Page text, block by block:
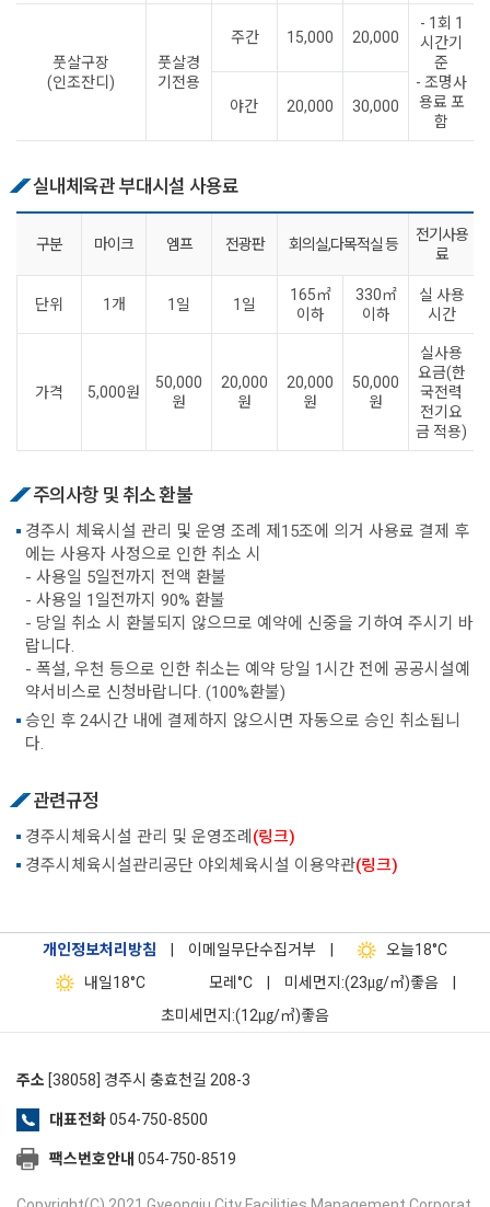
풋살구장
(인조잔디)
풋살경
기전용
주간 15,000 20,000
- 1회 1
시간기
준
- 조명사
용료 포
함
야간 20,000 30,000
실내체육관 부대시설 사용료
구분 마이크 엠프 전광판 회의실,다목적실 등
전기사용
료
단위 1개 1일 1일
165㎡
이하
330㎡
이하
실 사용
시간
가격 5,000원
50,000
원
20,000
원
20,000
원
50,000
원
실사용
요금(한
국전력
전기요
금 적용)
주의사항 및 취소 환불
경주시 체육시설 관리 및 운영 조례 제15조에 의거 사용료 결제 후
에는 사용자 사정으로 인한 취소 시
- 사용일 5일전까지 전액 환불
- 사용일 1일전까지 90% 환불
- 당일 취소 시 환불되지 않으므로 예약에 신중을 기하여 주시기 바
랍니다.
- 폭설, 우천 등으로 인한 취소는 예약 당일 1시간 전에 공공시설예
약서비스로 신청바랍니다. (100%환불)
승인 후 24시간 내에 결제하지 않으시면 자동으로 승인 취소됩니
다.
관련규정
경주시체육시설 관리 및 운영조례 (링크)
경주시체육시설관리공단 야외체육시설 이용약관(링크)
개인정보처리방침 이메일무단수집거부 오늘18°C
내일18°C 모레 °C 미세먼지:(23㎍/㎥)좋음
초미세먼지:(12㎍/㎥)좋음
주소 [38058] 경주시 충효천길 208-3
대표전화054-750-8500
팩스번호안내 054-750-8519